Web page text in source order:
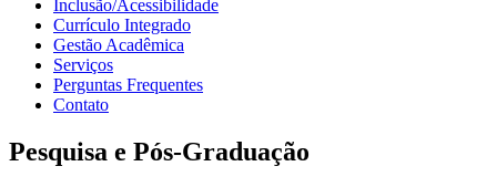
Inclusão/Acessibilidade
Currículo Integrado
Gestão Acadêmica
Serviços
Perguntas Frequentes
Contato
Pesquisa e Pós-Graduação